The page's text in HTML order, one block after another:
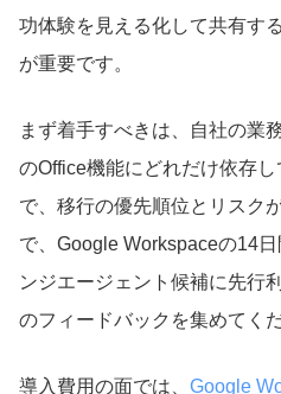
功体験を見える化して共有す
が重要です。
まず着手すべきは、自社の業
のOffice機能にどれだけ依存
で、移行の優先順位とリスク
で、Google Workspaceの14
ンジエージェント候補に先行
のフィードバックを集めてくだ
導入費用の面では、 Google